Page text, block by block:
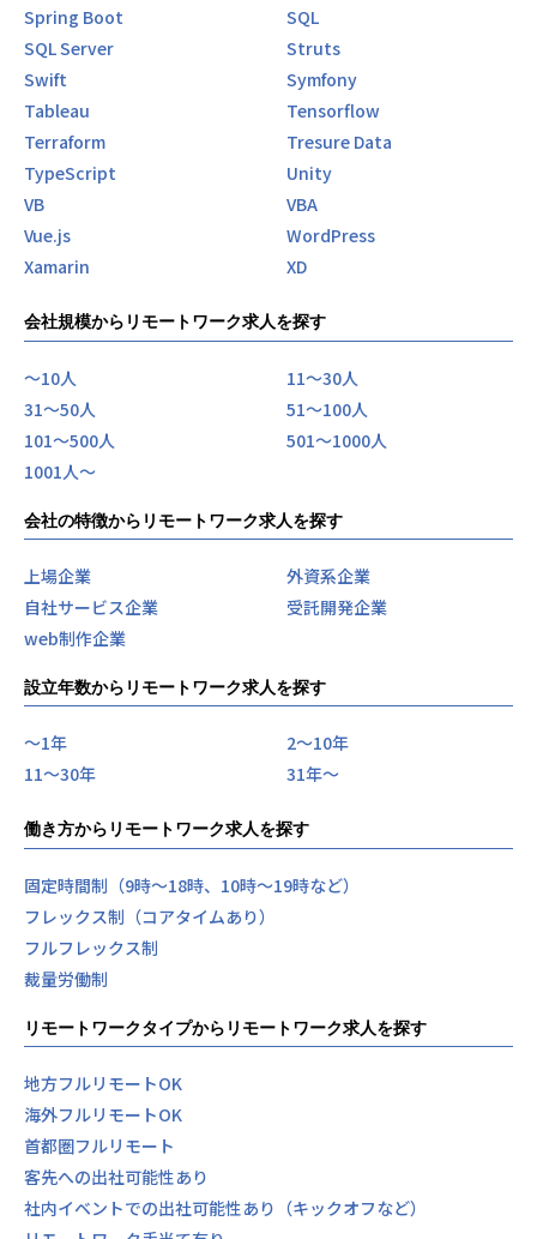
Spring Boot
SQL
SQL Server
Struts
Swift
Symfony
Tableau
Tensorflow
Terraform
Tresure Data
TypeScript
Unity
VB
VBA
Vue.js
WordPress
Xamarin
XD
会社規模からリモートワーク求人を探す
〜10人
11〜30人
31〜50人
51〜100人
101〜500人
501〜1000人
1001人〜
会社の特徴からリモートワーク求人を探す
上場企業
外資系企業
自社サービス企業
受託開発企業
web制作企業
設立年数からリモートワーク求人を探す
〜1年
2〜10年
11〜30年
31年〜
働き方からリモートワーク求人を探す
固定時間制（9時～18時、10時～19時など）
フレックス制（コアタイムあり）
フルフレックス制
裁量労働制
リモートワークタイプからリモートワーク求人を探す
地方フルリモートOK
海外フルリモートOK
首都圏フルリモート
客先への出社可能性あり
社内イベントでの出社可能性あり（キックオフなど）